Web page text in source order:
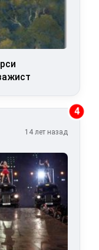
4
14 лет назад